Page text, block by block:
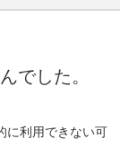
でした。
に利用できない可